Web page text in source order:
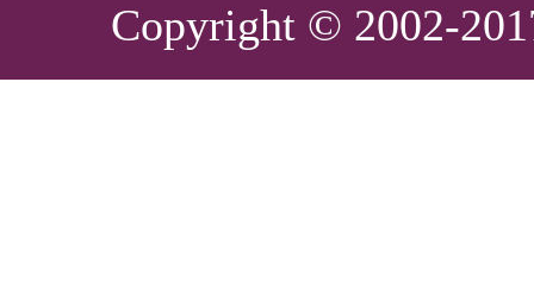
Copyright © 2002-